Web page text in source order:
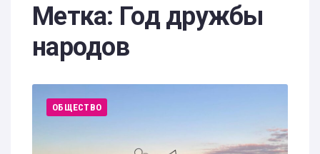
Метка: Год дружбы
народов
ОБЩЕСТВО